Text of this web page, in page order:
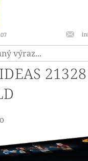
21328